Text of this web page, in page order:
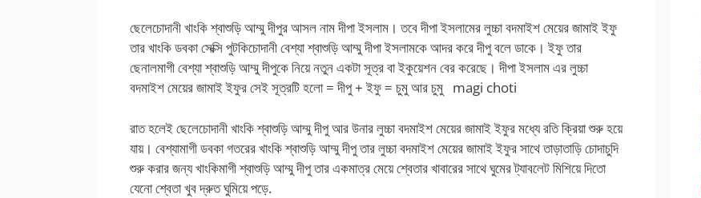
ছেলেচোদানী খাংকি শ্বাশুড়ি আম্মু দীপুর আসল নাম দীপা ইসলাম। তবে দীপা ইসলামের লুচ্চা বদমাইশ মেয়ের জামাই ইফু
তার খাংকি ডবকা সেক্সি পুটকিচোদানী বেশ্যা শ্বাশুড়ি আম্মু দীপা ইসলামকে আদর করে দীপু বলে ডাকে। ইফু তার
ছেনালমাগী বেশ্যা শ্বাশুড়ি আম্মু দীপুকে নিয়ে নতুন একটা সূত্র বা ইকুয়েশন বের করেছে। দীপা ইসলাম এর লুচ্চা
বদমাইশ মেয়ের জামাই ইফুর সেই সূত্রটি হলো = দীপু + ইফু = চুমু আর চুমু magi choti
রাত হলেই ছেলেচোদানী খাংকি শ্বাশুড়ি আম্মু দীপু আর উনার লুচ্চা বদমাইশ মেয়ের জামাই ইফুর মধ্যে রতি ক্রিয়া শুরু হয়ে
যায়। বেশ্যামাগী ডবকা গতরের খাংকি শ্বাশুড়ি আম্মু দীপু তার লুচ্চা বদমাইশ মেয়ের জামাই ইফুর সাথে তাড়াতাড়ি চোদাচুদি
শুরু করার জন্য খাংকিমাগী শ্বাশুড়ি আম্মু দীপু তার একমাত্র মেয়ে শ্বেতার খাবারের সাথে ঘুমের ট্যাবলেট মিশিয়ে দিতো
যেনো শ্বেতা খুব দ্রুত ঘুমিয়ে পড়ে.